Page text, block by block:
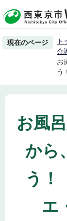
の
ー
先
頭
現在のページ ト
介
お
う
お風
から
う！
エ